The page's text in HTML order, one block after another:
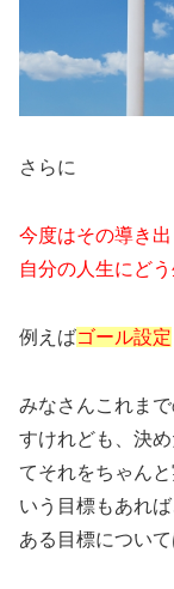
さらに
今度はその導き
自分の人生にど
例えばゴール設定
みなさんこれま
すけれども、決
てそれをちゃん
いう目標もあれば
ある目標につい